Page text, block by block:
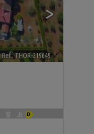
>
Ref.. THOR-219649🔗